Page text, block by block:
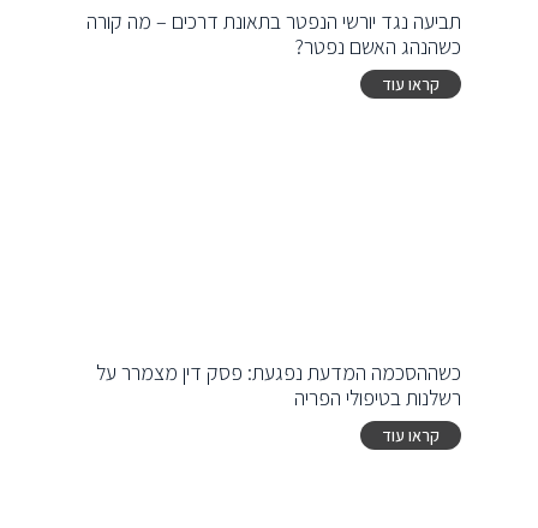
תביעה נגד יורשי הנפטר בתאונת דרכים – מה קורה
כשהנהג האשם נפטר?
קראו עוד
כשההסכמה המדעת נפגעת: פסק דין מצמרר על
רשלנות בטיפולי הפריה
קראו עוד